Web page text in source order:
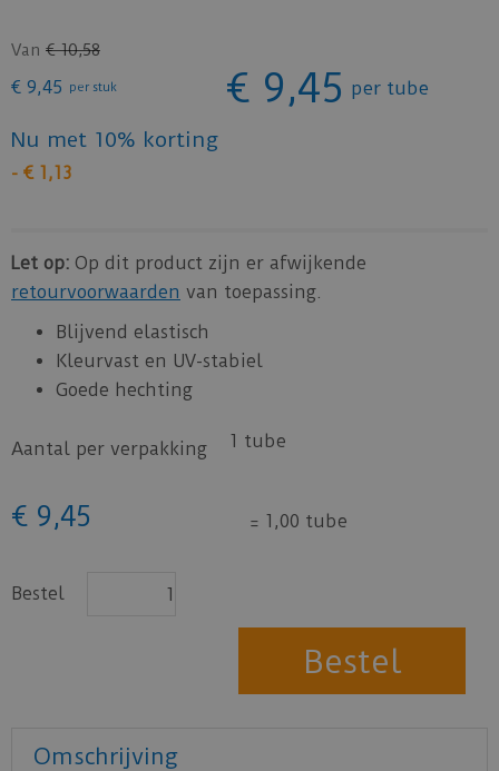
Van € 10,58
€ 9,45 per stuk € 9,45 per tube
Nu met 10% korting
- € 1,13
Let op: Op dit product zijn er afwijkende
retourvoorwaarden van toepassing.
Blijvend elastisch
Kleurvast en UV-stabiel
Goede hechting
Aantal per verpakking 1 tube
€ 9,45 = 1,00 tube
Bestel
Omschrijving